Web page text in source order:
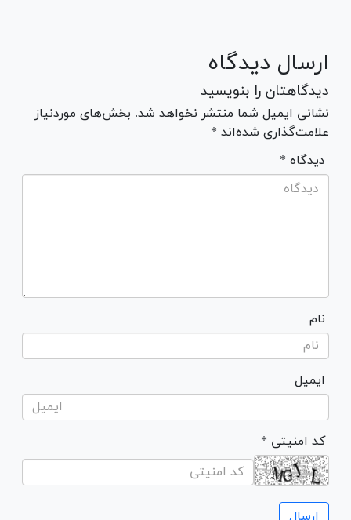
ارسال دیدگاه
دیدگاهتان را بنویسید
نشانی ایمیل شما منتشر نخواهد شد. بخش‌های موردنیاز
علامت‌گذاری شده‌اند *
* دیدگاه
نام
ایمیل
* کد امنیتی